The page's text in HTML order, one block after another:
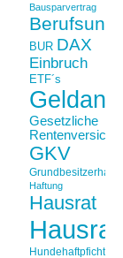
Bausparvertrag
BUR DAX
Einbruch
ETF´s
Gesetzliche
GKV
Haftung
Hausrat
Hundehaftpficht